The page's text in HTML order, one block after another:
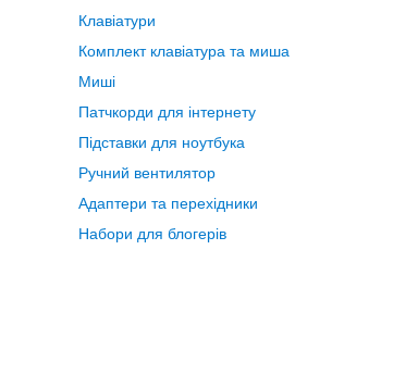
Клавіатури
Комплект клавіатура та миша
Миші
Патчкорди для інтернету
Підставки для ноутбука
Ручний вентилятор
Адаптери та перехідники
Набори для блогерів